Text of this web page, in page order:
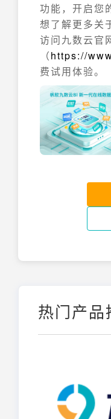
功能，开启您
想了解更多关
访问九数云官
（https://
费试用体验。
热门产品